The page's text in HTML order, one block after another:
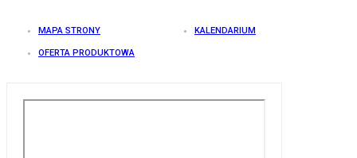
MAPA STRONY KALENDARIUM
OFERTA PRODUKTOWA